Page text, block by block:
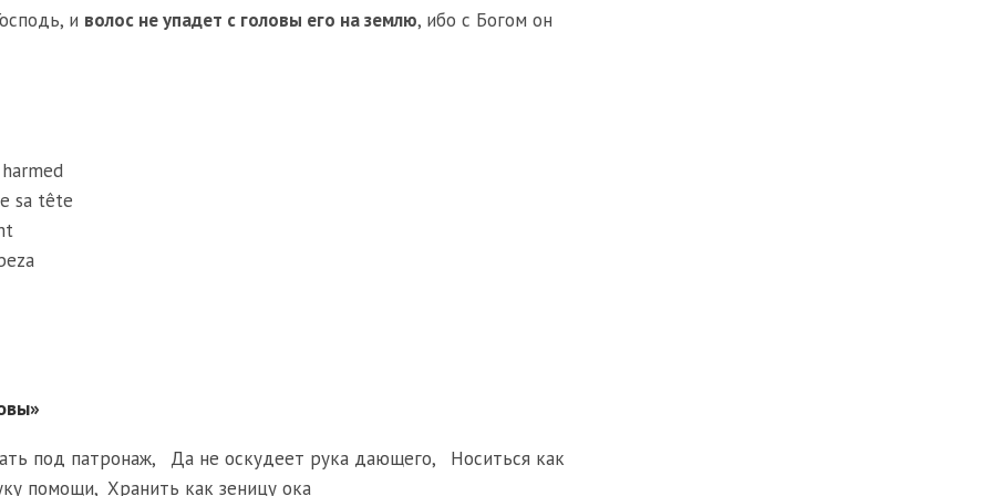
и волос не упадет с головы его на землю, ибо с Богом он
sa tête
под патронаж, Да не оскудеет рука дающего, Носиться как
помощи, Хранить как зеницу ока